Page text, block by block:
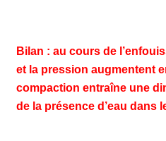
Bilan : au cours de
et la pression augmentent
compaction entraîne une
de la présence d’eau dans